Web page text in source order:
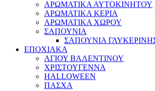
ΑΡΩΜΑΤΙΚΑ ΑΥΤΟΚΙΝΗΤΟΥ
ΑΡΩΜΑΤΙΚΑ ΚΕΡΙΑ
ΑΡΩΜΑΤΙΚΑ ΧΩΡΟΥ
ΣΑΠΟΥΝΙΑ
ΣΑΠΟΥΝΙΑ
ΕΠΟΧΙΑΚΑ
ΑΓΙΟΥ ΒΑΛΕΝΤΙΝΟΥ
ΧΡΙΣΤΟΥΓΕΝΝΑ
HALLOWEEN
ΠΑΣΧΑ